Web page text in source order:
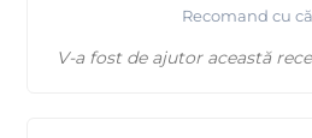
Recomand cu
V-a fost de ajutor această